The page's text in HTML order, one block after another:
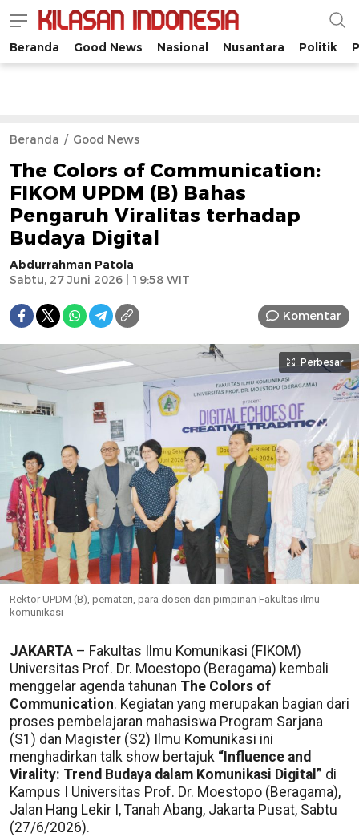
Kilasan Indonesia
Satu-satunya di Indonesia
Beranda Good News Nasional Nusantara Politik
Beranda Good News
The Colors of Communication:
FIKOM UPDM (B) Bahas
Pengaruh Viralitas terhadap
Budaya Digital
Abdurrahman Patola
Sabtu, 27 Juni 2026 | 19:58 WIT
Komentar
Perbesar
Rektor UPDM (B), pemateri, para dosen dan pimpinan Fakultas ilmu
komunikasi
JAKARTA – Fakultas Ilmu Komunikasi (FIKOM)
Universitas Prof. Dr. Moestopo (Beragama) kembali
menggelar agenda tahunan The Colors of
Communication. Kegiatan yang merupakan bagian dari
proses pembelajaran mahasiswa Program Sarjana
(S1) dan Magister (S2) Ilmu Komunikasi ini
menghadirkan talk show bertajuk “Influence and
Virality: Trend Budaya dalam Komunikasi Digital” di
Kampus I Universitas Prof. Dr. Moestopo (Beragama),
Jalan Hang Lekir I, Tanah Abang, Jakarta Pusat, Sabtu
(27/6/2026).